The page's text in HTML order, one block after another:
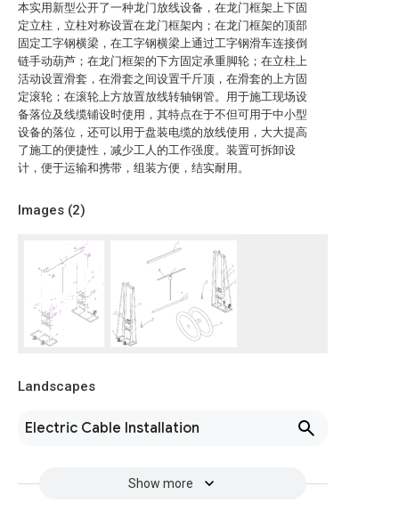
本实用新型公开了一种龙门放线设备，在龙门框架上下固
定立柱，立柱对称设置在龙门框架内；在龙门框架的顶部
固定工字钢横梁，在工字钢横梁上通过工字钢滑车连接倒
链手动葫芦；在龙门框架的下方固定承重脚轮；在立柱上
活动设置滑套，在滑套之间设置千斤顶，在滑套的上方固
定滚轮；在滚轮上方放置放线转轴钢管。用于施工现场设
备落位及线缆铺设时使用，其特点在于不但可用于中小型
设备的落位，还可以用于盘装电缆的放线使用，大大提高
了施工的便捷性，减少工人的工作强度。装置可拆卸设
计，便于运输和携带，组装方便，结实耐用。
Images (2)
Landscapes
Electric Cable Installation
Show more